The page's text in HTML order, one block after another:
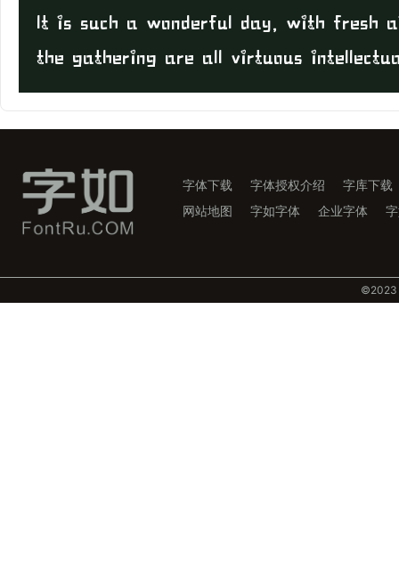
It is such a wonderful day, with fresh
the gathering are all virtuous
字体下载 字体授权介绍
字库下载
网站地图
字如字体 企业字体
©️2023